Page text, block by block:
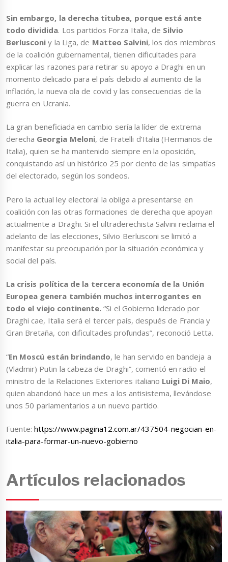
Sin embargo, la derecha titubea, porque está ante
todo dividida. Los partidos Forza Italia, de Silvio
Berlusconiy la Liga, de Matteo Salvini, los dos miembros
de la coalición gubernamental, tienen dificultades para
explicar las razones para retirar su apoyo a Draghi en un
momento delicado para el país debido al aumento de la
inflación, la nueva ola de covid y las consecuencias de la
guerra en Ucrania.
La gran beneficiada en cambio sería la líder de extrema
derecha Georgia Meloni, de Fratelli d’Italia (Hermanos de
Italia), quien se ha mantenido siempre en la oposición,
conquistando así un histórico 25 por ciento de las simpatías
del electorado, según los sondeos.
Pero la actual ley electoral la obliga a presentarse en
coalición con las otras formaciones de derecha que apoyan
actualmente a Draghi. Si el ultraderechista Salvini reclama el
adelanto de las elecciones, Silvio Berlusconi se limitó a
manifestar su preocupación por la situación económica y
social del país.
La crisis política de la tercera economía de la Unión
Europea genera también muchos interrogantes en
todo el viejo continente. “Si el Gobierno liderado por
Draghi cae, Italia será el tercer país, después de Francia y
Gran Bretaña, con dificultades profundas”, reconoció Letta.
“En Moscú están brindando, le han servido en bandeja a
(Vladmir) Putin la cabeza de Draghi”, comentó en radio el
ministro de la Relaciones Exteriores italiano Luigi Di Maio,
quien abandonó hace un mes a los antisistema, llevándose
unos 50 parlamentarios a un nuevo partido.
Fuente:https://www.pagina12.com.ar/437504-negocian-en-
italia-para-formar-un-nuevo-gobierno
Artículos relacionados